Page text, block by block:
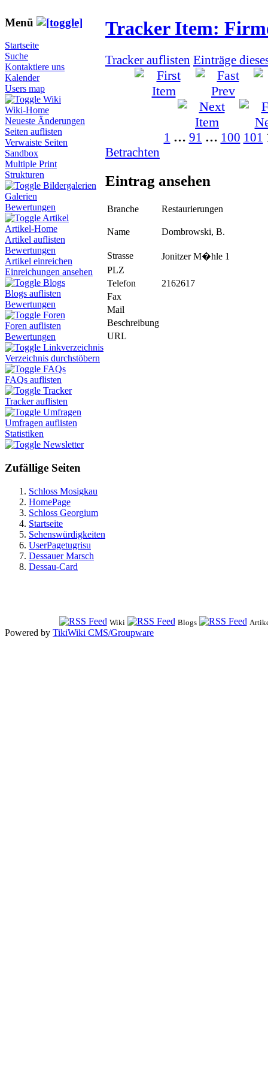
Menü
Startseite
Suche
Kontaktiere uns
Kalender
Users map
Wiki
Wiki-Home
Neueste Änderungen
Seiten auflisten
Verwaiste Seiten
Sandbox
Multiple Print
Strukturen
Bildergalerien
Galerien
Bewertungen
Artikel
Artikel-Home
Artikel auflisten
Bewertungen
Artikel einreichen
Einreichungen ansehen
Blogs
Blogs auflisten
Bewertungen
Foren
Foren auflisten
Bewertungen
Linkverzeichnis
Verzeichnis durchstöbern
FAQs
FAQs auflisten
Tracker
Tracker auflisten
Umfragen
Umfragen auflisten
Statistiken
Newsletter
Zufällige Seiten
Schloss Mosigkau
HomePage
Schloss Georgium
Startseite
Sehenswürdigkeiten
UserPagetugrisu
Dessauer Marsch
Dessau-Card
Tracker Item:
Tracker auflisten Einträge
1 … 91 … 100 101
Betrachten
Eintrag ansehen
Branche Restaurierungen
Name Dombrowski, B.
Strasse
Jonitzer M�hle 1
PLZ
Telefon
2162617
Fax
Mail
Beschreibung
URL
Wiki Blogs
Powered by TikiWiki CMS/Groupware